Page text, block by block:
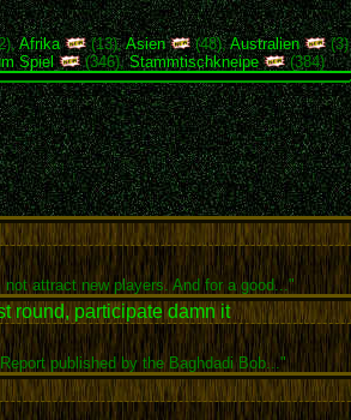
Afrika (13),Asien (48),Australien
(3)
Spiel (346),Stammtischkneipe (384)
not attract new players. And for a good..."
round, participate damn it
published by the Baghdadi Bob..."